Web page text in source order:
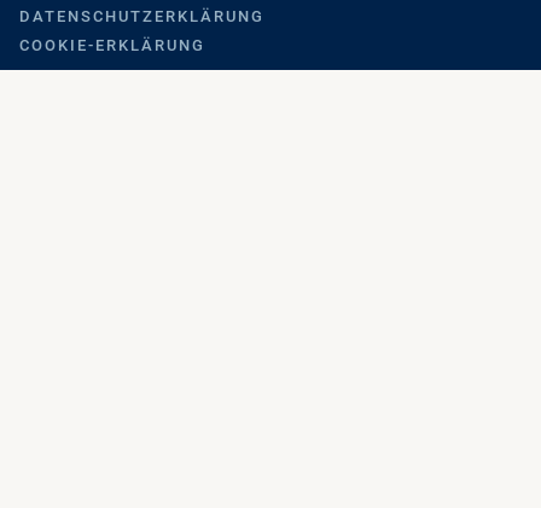
DATENSCHUTZERKLÄRUNG
COOKIE-ERKLÄRUNG